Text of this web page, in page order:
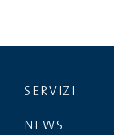
SERVIZI
NEWS